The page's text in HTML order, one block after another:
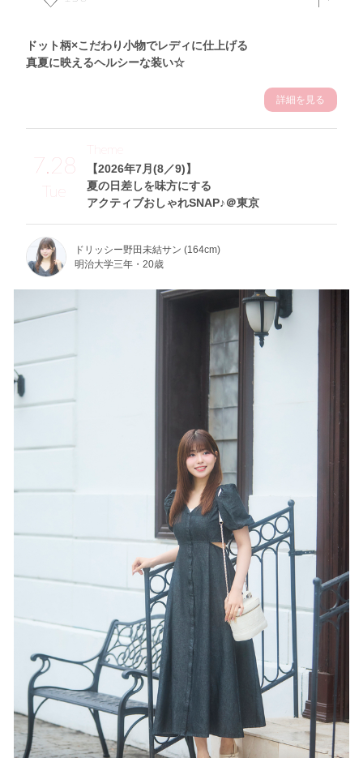
ドット柄×こだわり小物でレディに仕上げる
真夏に映えるヘルシーな装い☆
詳細を見る
7.28
Tue
【2026年7月(8／9)】
夏の日差しを味方にする
アクティブおしゃれSNAP♪＠東京
Theme
ドリッシー野田未結サン (164cm)
明治大学三年・20歳